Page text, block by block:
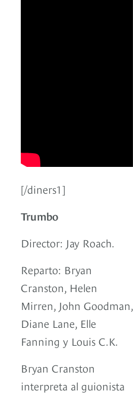
[/diners1]
Trumbo
Director: Jay Roach.
Reparto: Bryan
Cranston, Helen
Mirren, John Goodman,
Diane Lane, Elle
Fanning y Louis C.K.
Bryan Cranston
interpreta al guionista